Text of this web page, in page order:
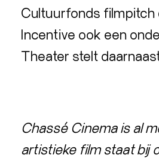
Cultuurfonds filmpitch
Incentive ook een
Theater stelt
Chassé Cinema is al
artistieke film staat bij